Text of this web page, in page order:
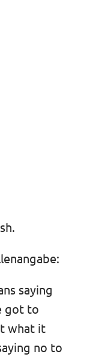
saying
got to
what it
no to